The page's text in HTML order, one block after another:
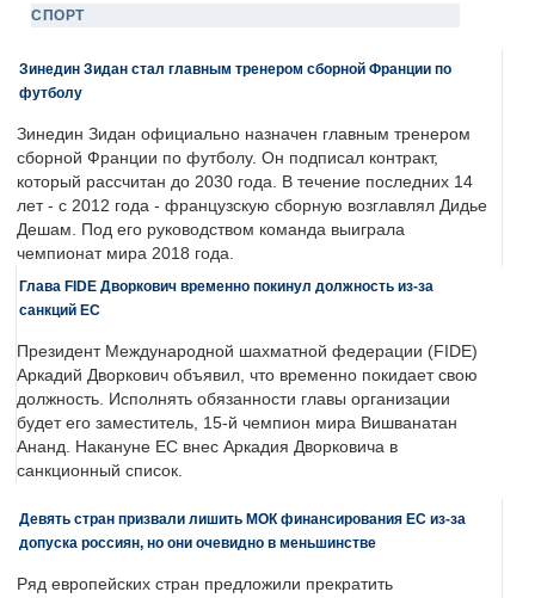
СПОРТ
Зинедин Зидан стал главным тренером сборной Франции по
футболу
Зинедин Зидан официально назначен главным тренером
сборной Франции по футболу. Он подписал контракт,
который рассчитан до 2030 года. В течение последних 14
лет - с 2012 года - французскую сборную возглавлял Дидье
Дешам. Под его руководством команда выиграла
чемпионат мира 2018 года.
Глава FIDE Дворкович временно покинул должность из-за
санкций ЕС
Президент Международной шахматной федерации (FIDE)
Аркадий Дворкович объявил, что временно покидает свою
должность. Исполнять обязанности главы организации
будет его заместитель, 15-й чемпион мира Вишванатан
Ананд. Накануне ЕС внес Аркадия Дворковича в
санкционный список.
Девять стран призвали лишить МОК финансирования ЕС из-за
допуска россиян, но они очевидно в меньшинстве
Ряд европейских стран предложили прекратить